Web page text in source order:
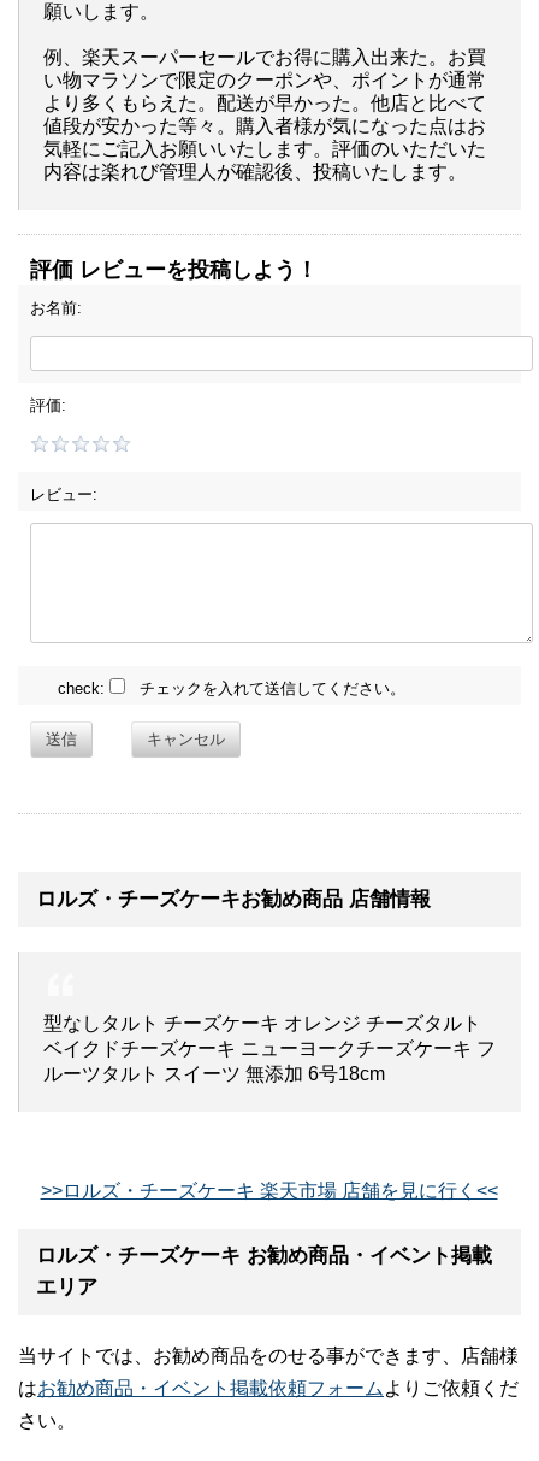
願いします。
例、楽天スーパーセールでお得に購入出来た。お買
い物マラソンで限定のクーポンや、ポイントが通常
より多くもらえた。配送が早かった。他店と比べて
値段が安かった等々。購入者様が気になった点はお
気軽にご記入お願いいたします。評価のいただいた
内容は楽れび管理人が確認後、投稿いたします。
評価 レビューを投稿しよう！
お名前:
評価:
レビュー:
check: チェックを入れて送信してください。
送信 キャンセル
ロルズ・チーズケーキお勧め商品 店舗情報
型なしタルト チーズケーキ オレンジ チーズタルト
ベイクドチーズケーキ ニューヨークチーズケーキ フ
ルーツタルト スイーツ 無添加 6号18cm
>>ロルズ・チーズケーキ 楽天市場 店舗を見に行く<<
ロルズ・チーズケーキ お勧め商品・イベント掲載
エリア
当サイトでは、お勧め商品をのせる事ができます、店舗様
はお勧め商品・イベント掲載依頼フォーム よりご依頼くだ
さい。